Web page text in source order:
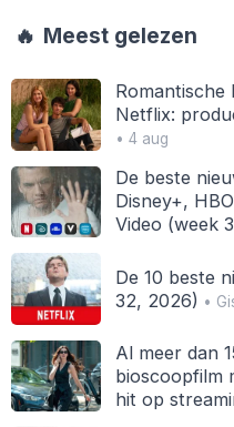
🔥 Meest gelezen
Netflix:
• 4 aug
De beste
Disney+,
Video (week
De 10 beste
32, 2026) •
Al meer dan
bioscoopfilm
hit op